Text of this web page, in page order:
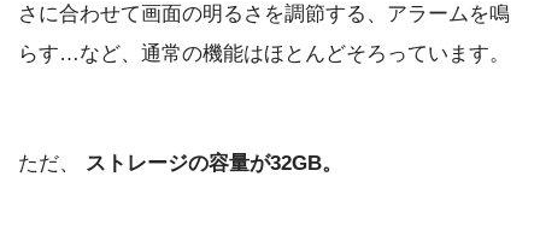
さに合わせて画面の明るさを調節する、アラームを鳴
らす…など、通常の機能はほとんどそろっています。
ただ、 ストレージの容量が32GB。